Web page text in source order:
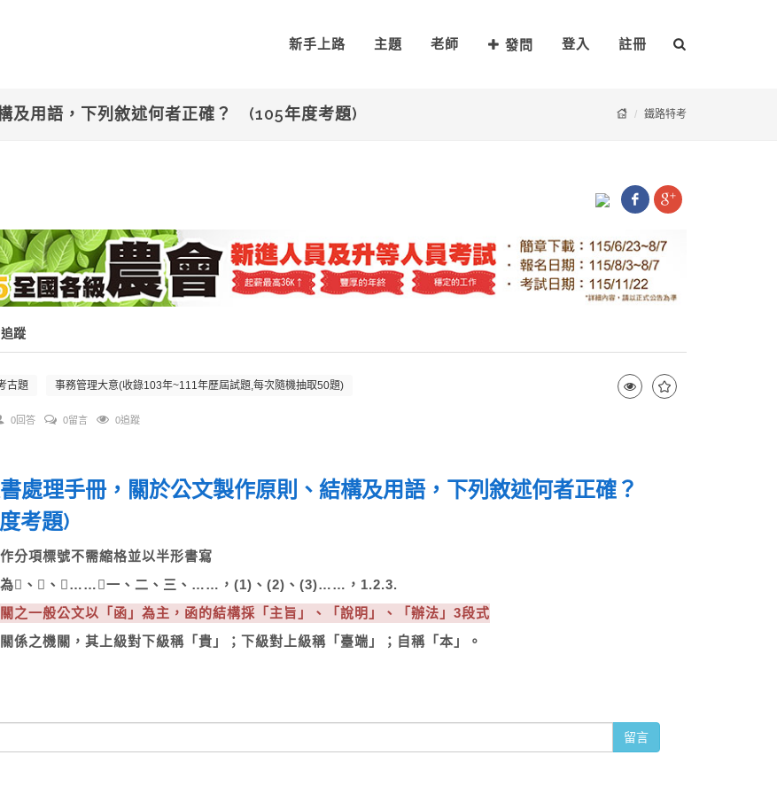
新手上路 主題 老師 發問 登入 註冊
及用語，下列敘述何者正確？ (105年度考題) 鐵路特考
追蹤
古題 事務管理大意(收錄103年~111年歷屆試題,每次隨機抽取50題)
0回答 0留言 0追蹤
處理手冊，關於公文製作原則、結構及用語，下列敘述何者正確？
考題)
分項標號不需縮格並以半形書寫
為、、……，一、二、三、……，(1)、(2)、(3)……，1.2.3.
之一般公文以「函」為主，函的結構採「主旨」、「說明」、「辦法」3段式
係之機關，其上級對下級稱「貴」；下級對上級稱「臺端」；自稱「本」。
留言